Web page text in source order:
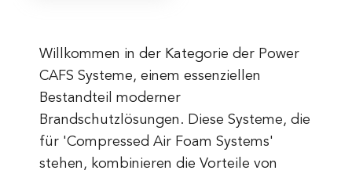
Willkommen in der Kategorie der Power
CAFS Systeme, einem essenziellen
Bestandteil moderner
Brandschutzlösungen. Diese Systeme, die
für 'Compressed Air Foam Systems'
stehen, kombinieren die Vorteile von